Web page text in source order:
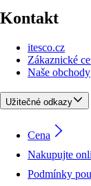
Kontakt
itesco.cz
Zákaznické
Naše obchody
Užitečné odkazy
Cena
Nakupujte
Podmínky